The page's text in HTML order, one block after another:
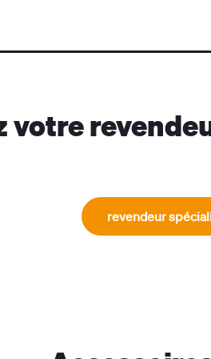
votre
revendeur